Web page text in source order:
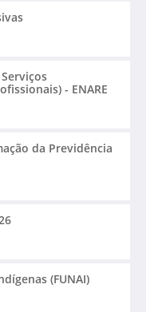
Serviços
- ENARE
da Previdência
(FUNAI)